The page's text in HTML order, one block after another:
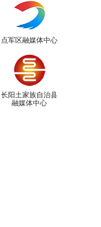
点军区融媒体中心
长阳土家族自治县
融媒体中心